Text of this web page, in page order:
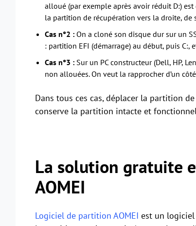
alloué (par exemple après avoir réduit D:) est
la partition de récupération vers la droite, de
Cas n°2 : On a cloné son disque dur sur un
: partition EFI (démarrage) au début, puis
Cas n°3 : Sur un PC constructeur (Dell, HP,
non allouées. On veut la rapprocher d’un
Dans tous ces cas, déplacer la partition
conserve la partition intacte et
La solution gratuite
AOMEI
Logiciel de partition AOMEI est un